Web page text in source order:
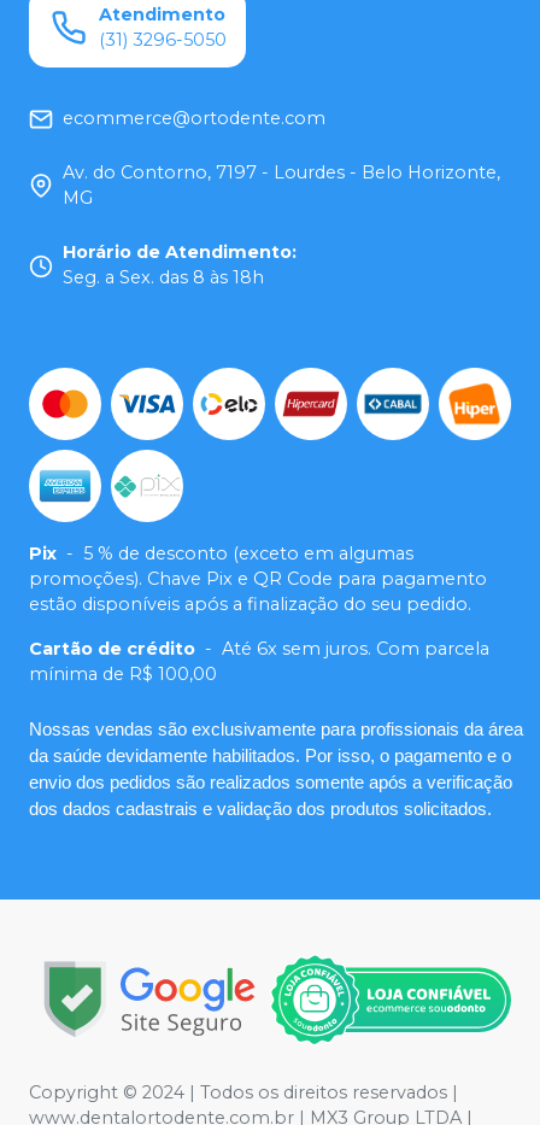
Atendimento
(31) 3296-5050
ecommerce@ortodente.com
Av. do Contorno, 7197 - Lourdes - Belo Horizonte,
MG
Horário de Atendimento:
Seg. a Sex. das 8 às 18h
Pix - 5 % de desconto (exceto em algumas
promoções). Chave Pix e QR Code para pagamento
estão disponíveis após a finalização do seu pedido.
Cartão de crédito - Até 6x sem juros. Com parcela
mínima de R$ 100,00
Nossas vendas são exclusivamente para profissionais da área
da saúde devidamente habilitados. Por isso, o pagamento e o
envio dos pedidos são realizados somente após a verificação
dos dados cadastrais e validação dos produtos solicitados.
Copyright © 2024 | Todos os direitos reservados |
www.dentalortodente.com.br | MX3 Group LTDA |